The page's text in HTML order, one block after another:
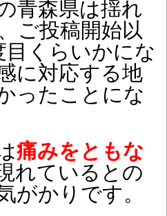
青森県は揺れ
ご投稿開始以
くらいかにな
に対応する地
ったことにな
痛みをともな
れているとの
がかりです。